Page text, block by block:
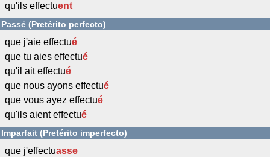
qu'ils effectuent
Passé (Pretérito perfecto)
que j'aie effectué
que tu aies effectué
qu'il ait effectué
que nous ayons effectué
que vous ayez effectué
qu'ils aient effectué
Imparfait (Pretérito imperfecto)
que j'effectuasse